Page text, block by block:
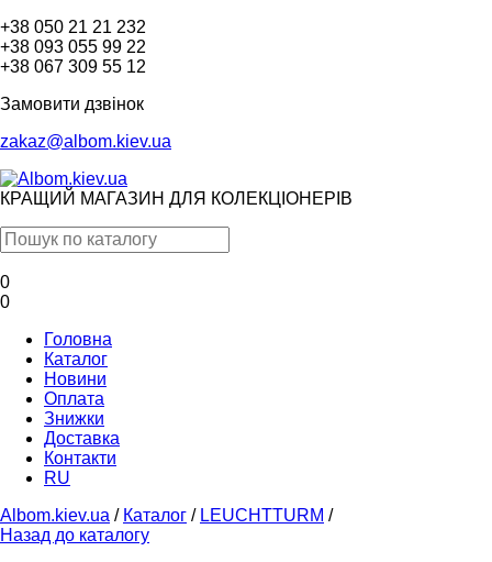
+38 050 21 21 232
+38 093 055 99 22
+38 067 309 55 12
Замовити дзвінок
zakaz@albom.kiev.ua
КРАЩИЙ МАГАЗИН ДЛЯ КОЛЕКЦІОНЕРІВ
0
0
Головна
Каталог
Новини
Оплата
Знижки
Доставка
Контакти
RU
Albom.kiev.ua / Каталог / LEUCHTTURM /
Назад до каталогу